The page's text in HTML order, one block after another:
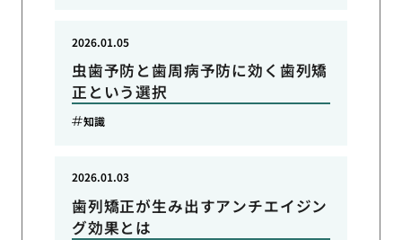
虫歯予防と歯周病予防に効く歯列矯
正という選択
2026.01.05
知識
歯列矯正が生み出すアンチエイジン
グ効果とは
2026.01.03